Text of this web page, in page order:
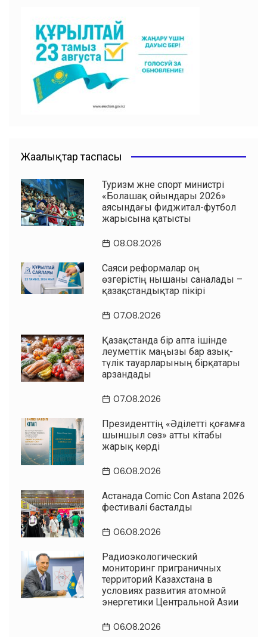
b
o
o
k
A
p
p
m
Жаңалықтар таспасы
Туризм және спорт министрі
«Болашақ ойындары 2026»
аясындағы фиджитал-футбол
жарысына қатысты
08.08.2026
Саяси реформалар оң
өзгерістің нышаны саналады –
қазақстандықтар пікірі
07.08.2026
Қазақстанда бір апта ішінде
әлеуметтік маңызы бар азық-
түлік тауарларының бірқатары
арзандады
07.08.2026
Президенттің «Әділетті қоғамға
шыншыл сөз» атты кітабы
жарық көрді
06.08.2026
Астанада Comic Con Astana 2026
фестивалі басталды
06.08.2026
Радиоэкологический
мониторинг приграничных
территорий Казахстана в
условиях развития атомной
энергетики Центральной Азии
06.08.2026